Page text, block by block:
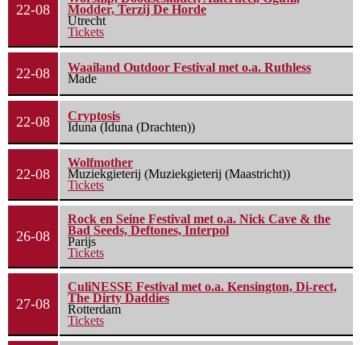
22-08
Modder, Terzij De Horde
Utrecht
Tickets
22-08
Waailand Outdoor Festival met o.a. Ruthless
Made
22-08
Cryptosis
Iduna (Iduna (Drachten))
22-08
Wolfmother
Muziekgieterij (Muziekgieterij (Maastricht))
Tickets
26-08
Rock en Seine Festival met o.a. Nick Cave & the
Bad Seeds, Deftones, Interpol
Parijs
Tickets
27-08
CuliNESSE Festival met o.a. Kensington, Di-rect,
The Dirty Daddies
Rotterdam
Tickets